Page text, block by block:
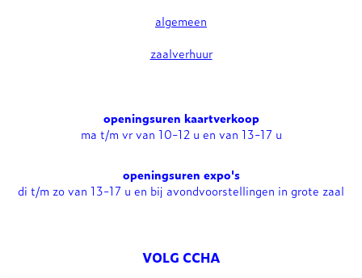
algemeen
zaalverhuur
openingsuren kaartverkoop
ma t/m vr van 10-12 u en van 13-17 u
openingsuren expo's
di t/m zo van 13-17 u en bij avondvoorstellingen in grote zaal
VOLG CCHA